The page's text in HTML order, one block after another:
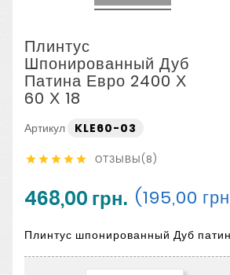
Плинтус
Шпонированный Дуб
Патина Евро 2400 Х
60 Х 18
Артикул KLE60-03
     ОТЗЫВЫ(8)
468,00 грн. (195,00
Плинтус шпонированный Дуб